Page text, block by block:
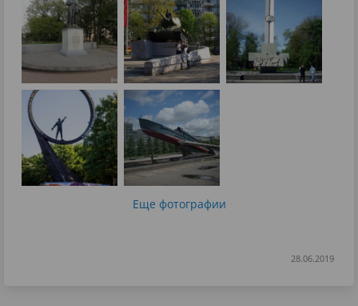
Еще фотографии
28.06.2019